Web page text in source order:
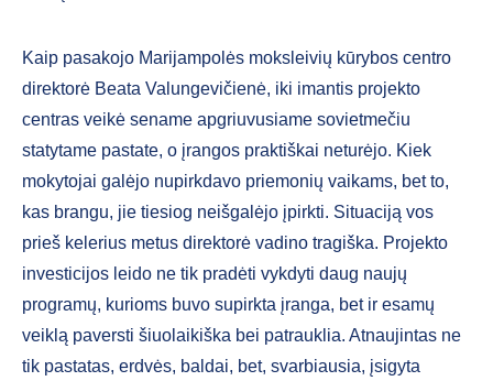
Kaip pasakojo Marijampolės moksleivių kūrybos centro
direktorė Beata Valungevičienė, iki imantis projekto
centras veikė sename apgriuvusiame sovietmečiu
statytame pastate, o įrangos praktiškai neturėjo. Kiek
mokytojai galėjo nupirkdavo priemonių vaikams, bet to,
kas brangu, jie tiesiog neišgalėjo įpirkti. Situaciją vos
prieš kelerius metus direktorė vadino tragiška. Projekto
investicijos leido ne tik pradėti vykdyti daug naujų
programų, kurioms buvo supirkta įranga, bet ir esamų
veiklą paversti šiuolaikiška bei patrauklia. Atnaujintas ne
tik pastatas, erdvės, baldai, bet, svarbiausia, įsigyta